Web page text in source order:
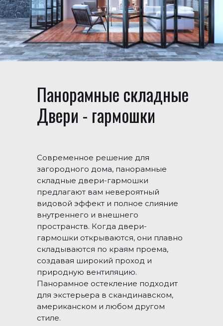
Панорамные складные
Двери - гармошки
Современное решение для
загородного дома, панорамные
складные двери-гармошки
предлагают вам невероятный
видовой эффект и полное слияние
внутреннего и внешнего
пространств. Когда двери-
гармошки открываются, они плавно
складываются по краям проема,
создавая широкий проход и
природную вентиляцию.
Панорамное остекление подходит
для экстерьера в скандинавском,
американском и любом другом
стиле.